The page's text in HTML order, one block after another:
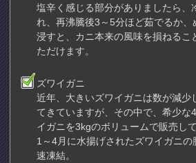
塩辛く感じる部分がありましたら、
れ、再沸騰後3～5分ほど茹でるか
浸すと、カニ本来の風味を損ねるこ
ただけます。
ズワイガニ
近年、大きいズワイガニは数が減少
てきていますが、その中で、希少な
イガニを3kgのボリュームで販売し
1～4月に水揚げされたズワイガニの
速凍結。